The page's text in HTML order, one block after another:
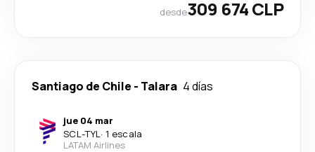
desde309 674 CLP
Santiago de Chile - Talara 4 días
jue 04 mar
SCL-TYL· 1 escala
LATAM Airlines